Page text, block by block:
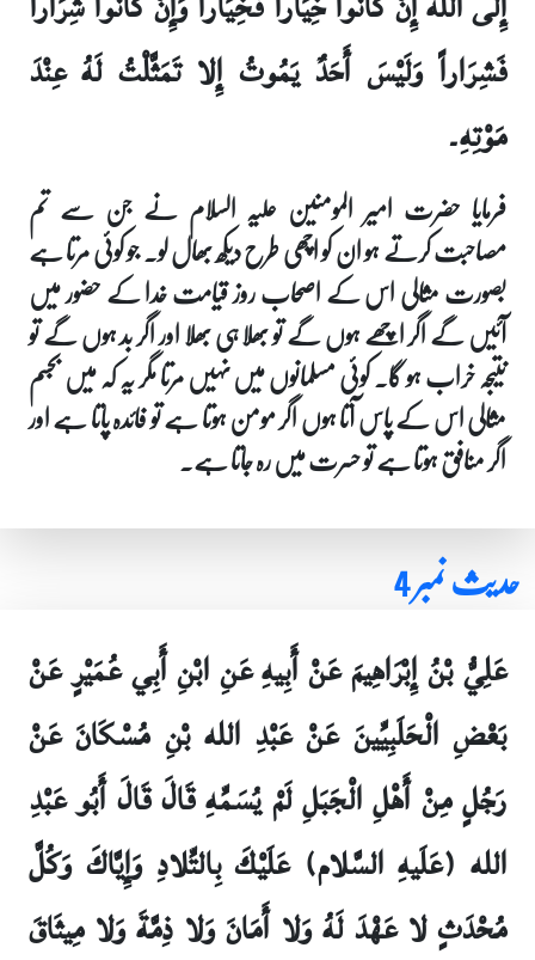
فَشِرَاراً وَلَيْسَ أَحَدٌ يَمُوتُ إِلا تَمَثَّلْتُ لَهُ عِنْدَ
مَوْتِهِ۔
فرمایا حضرت امیر المومنین علیہ السلام نے جن سے تم
مصاحبت کرتے ہو ان کو اچھی طرح دیکھ بھال لو۔ جو کوئی مرتا ہے
بصورت مثالی اس کے اصحاب روز قیامت خدا کے حضور میں
آئیں گے اگر اچھے ہوں گے تو بھلا ہی بھلا اور اگر بد ہوں گے تو
نتیجہ خراب ہو گا۔ کوئی مسلمانوں میں نہیں مرتا مگر یہ کہ میں بجسم
مثالی اس کے پاس آتا ہوں اگر مومن ہوتا ہے تو فائدہ پاتا ہے اور
اگر منافق ہوتا ہے تو حسرت میں رہ جاتا ہے۔
حدیث نمبر 4
عَلِيُّ بْنُ إِبْرَاهِيمَ عَنْ أَبِيهِ عَنِ ابْنِ أَبِي عُمَيْرٍ عَنْ
بَعْضِ الْحَلَبِيِّينَ عَنْ عَبْدِ الله بْنِ مُسْكَانَ عَنْ
رَجُلٍ مِنْ أَهْلِ الْجَبَلِ لَمْ يُسَمِّهِ قَالَ قَالَ أَبُو عَبْدِ
الله (عَلَيهِ السَّلام) عَلَيْكَ بِالتِّلادِ وَإِيَّاكَ وَكُلَّ
مُحْدَثٍ لا عَهْدَ لَهُ وَلا أَمَانَ وَلا ذِمَّةَ وَلا مِيثَاقَ